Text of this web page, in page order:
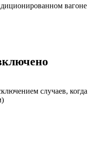
вагоне
случаев, когда